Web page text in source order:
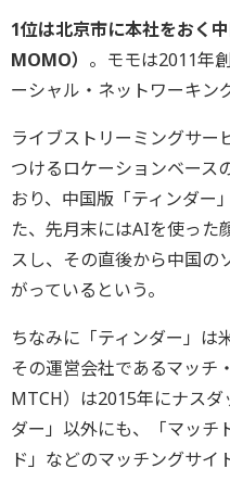
1位は北京市に本社をおく
MOMO） 。モモは2011年
ーシャル・ネットワーキン
ライブストリーミングサー
つけるロケーションベース
おり、中国版「ティンダー
た、先月末にはAIを使った
スし、その直後から中国の
がっているという。
ちなみに「ティンダー」は
その運営会社であるマッチ
MTCH）は2015年にナス
ダー」以外にも、「マッチ
ド」などのマッチングサ